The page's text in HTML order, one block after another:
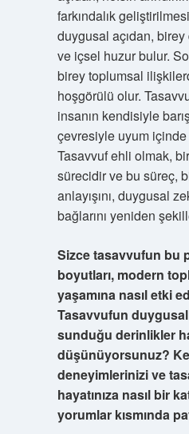
farkındalık
duygusal açıdan,
ve içsel huzur bulur.
birey toplumsal
hoşgörülü olur.
insanın kendisiyle
çevresiyle uyum içinde
Tasavvuf ehli olmak,
sürecidir ve bu süreç,
anlayışını, duygusal
bağlarını yeniden
Sizce tasavvufun bu
boyutları, modern
yaşamına nasıl etki
Tasavvufun
sunduğu derinlikler
düşünüyorsunuz?
deneyimlerinizi ve
hayatınıza nasıl bir
yorumlar kısmında